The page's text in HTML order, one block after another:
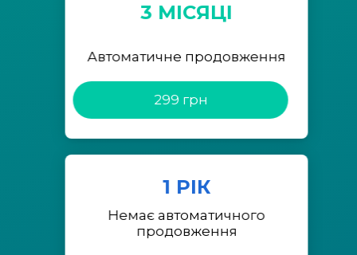
3 МІСЯЦІ
Автоматичне продовження
299 грн
1 РІК
Немає автоматичного
продовження